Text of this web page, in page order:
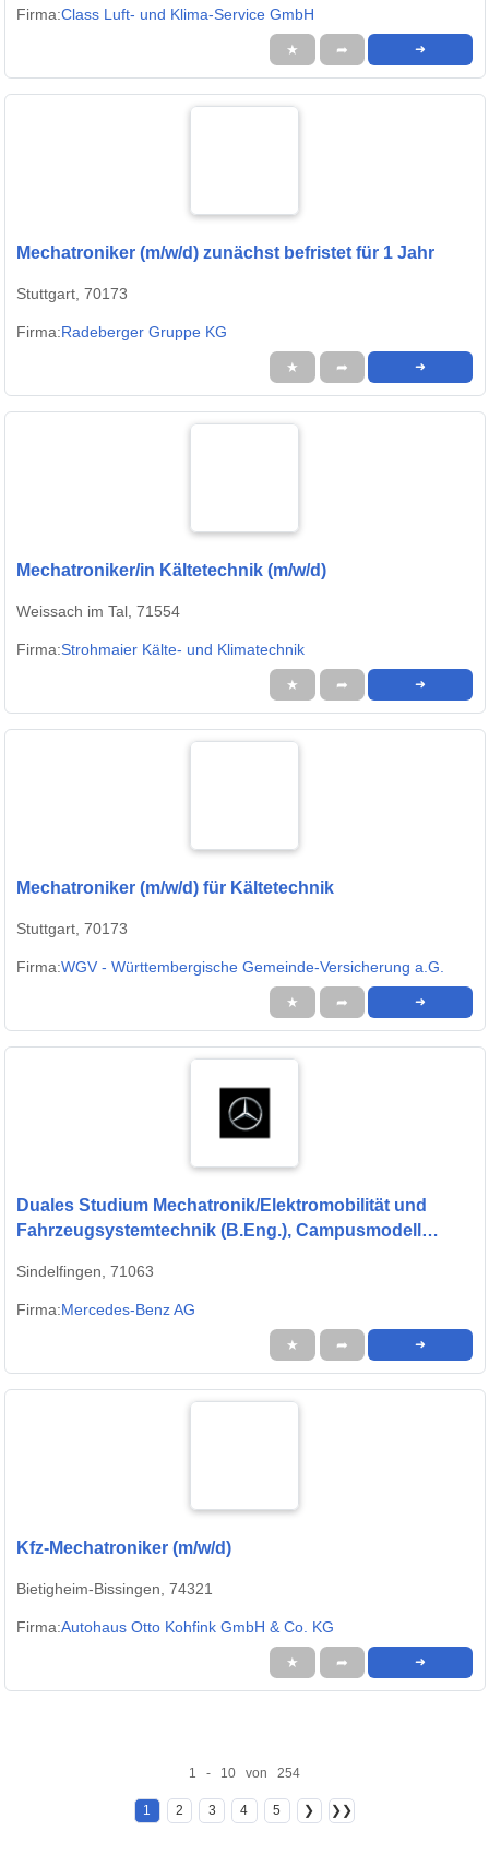
Firma:Class Luft- und Klima-Service GmbH
★ ➦ ➜
Mechatroniker (m/w/d) zunächst befristet für 1 Jahr
Stuttgart, 70173
Firma:Radeberger Gruppe KG
★ ➦ ➜
Mechatroniker/in Kältetechnik (m/w/d)
Weissach im Tal, 71554
Firma:Strohmaier Kälte- und Klimatechnik
★ ➦ ➜
Mechatroniker (m/w/d) für Kältetechnik
Stuttgart, 70173
Firma:WGV - Württembergische Gemeinde-Versicherung a.G.
★ ➦ ➜
Duales Studium Mechatronik/Elektromobilität und
Fahrzeugsystemtechnik (B.Eng.), Campusmodell
Sindelfingen, 71063
Firma:Mercedes-Benz AG
★ ➦ ➜
Kfz-Mechatroniker (m/w/d)
Bietigheim-Bissingen, 74321
Firma:Autohaus Otto Kohfink GmbH & Co. KG
★ ➦ ➜
1 - 10 von 254
1 2 3 4 5 ❯ ❯❯